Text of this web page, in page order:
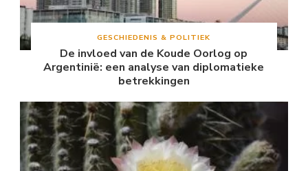
GESCHIEDENIS & POLITIEK
De invloed van de Koude Oorlog op
Argentinië: een analyse van diplomatieke
betrekkingen